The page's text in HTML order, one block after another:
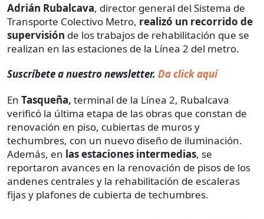
Adrián Rubalcava, director general del Sistema de
Transporte Colectivo Metro, realizó un recorrido de
supervisión de los trabajos de rehabilitación que se
realizan en las estaciones de la Línea 2 del metro.
Suscríbete a nuestro newsletter. Da click aquí
En Tasqueña, terminal de la Línea 2, Rubalcava
verificó la última etapa de las obras que constan de
renovación en piso, cubiertas de muros y
techumbres, con un nuevo diseño de iluminación.
Además, en las estaciones intermedias, se
reportaron avances en la renovación de pisos de los
andenes centrales y la rehabilitación de escaleras
fijas y plafones de cubierta de techumbres.